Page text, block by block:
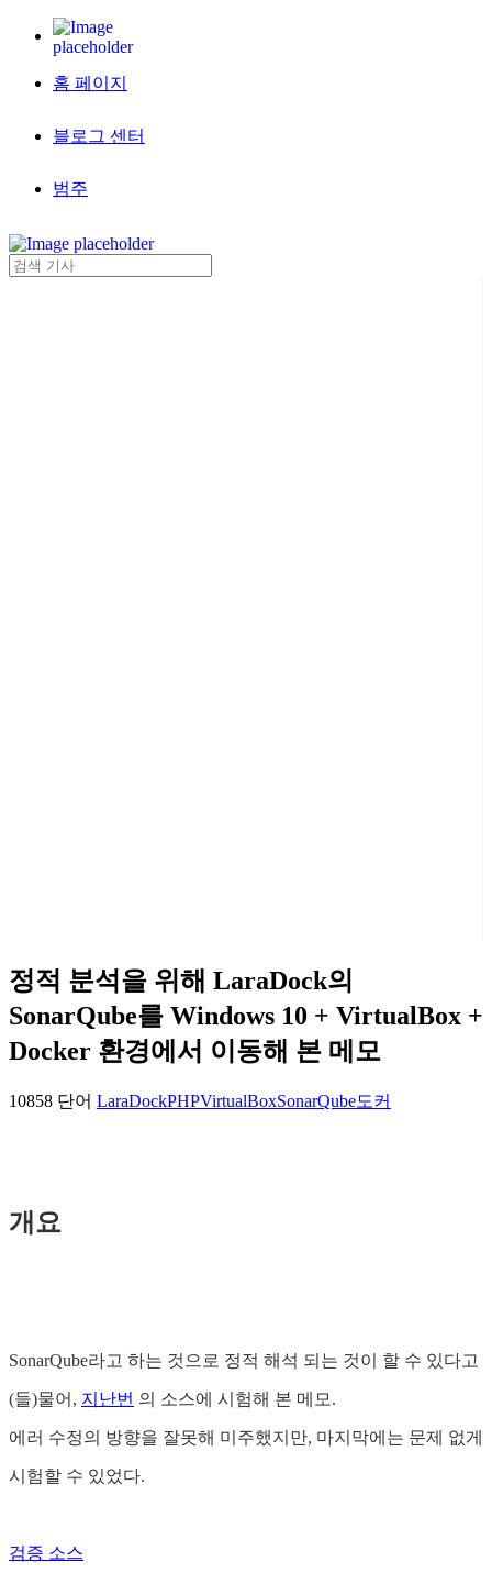
홈 페이지
블로그 센터
범주
정적 분석을 위해 LaraDock의
SonarQube를 Windows 10 + VirtualBox +
Docker 환경에서 이동해 본 메모
10858 단어 LaraDockPHPVirtualBoxSonarQube도커
개요
SonarQube라고 하는 것으로 정적 해석 되는 것이 할 수 있다고
(들)물어, 지난번 의 소스에 시험해 본 메모.
에러 수정의 방향을 잘못해 미주했지만, 마지막에는 문제 없게
시험할 수 있었다.
검증 소스